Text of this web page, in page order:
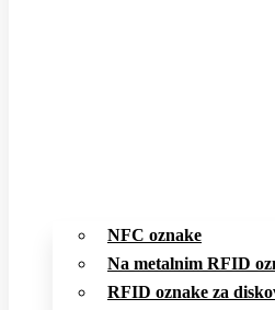
NFC oznake
Na metalnim RFID
RFID oznake za